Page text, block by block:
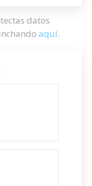
datos
aquí.